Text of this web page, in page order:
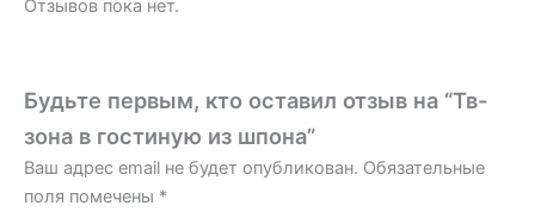
Отзывов пока нет.
Будьте первым, кто оставил отзыв на “Тв-
зона в гостиную из шпона”
Ваш адрес email не будет опубликован. Обязательные
поля помечены *